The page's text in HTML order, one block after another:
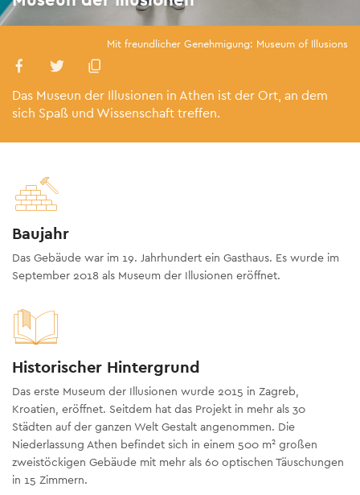
Mit freundlicher Genehmigung: Museum of Illusions
Das Museun der Illusionen in Athen ist der Ort, an dem
sich Spaß und Wissenschaft treffen.
Baujahr
Das Gebäude war im 19. Jahrhundert ein Gasthaus. Es wurde im
September 2018 als Museum der Illusionen eröffnet.
Historischer Hintergrund
Das erste Museum der Illusionen wurde 2015 in Zagreb,
Kroatien, eröffnet. Seitdem hat das Projekt in mehr als 30
Städten auf der ganzen Welt Gestalt angenommen. Die
Niederlassung Athen befindet sich in einem 500 m² großen
zweistöckigen Gebäude mit mehr als 60 optischen Täuschungen
in 15 Zimmern.